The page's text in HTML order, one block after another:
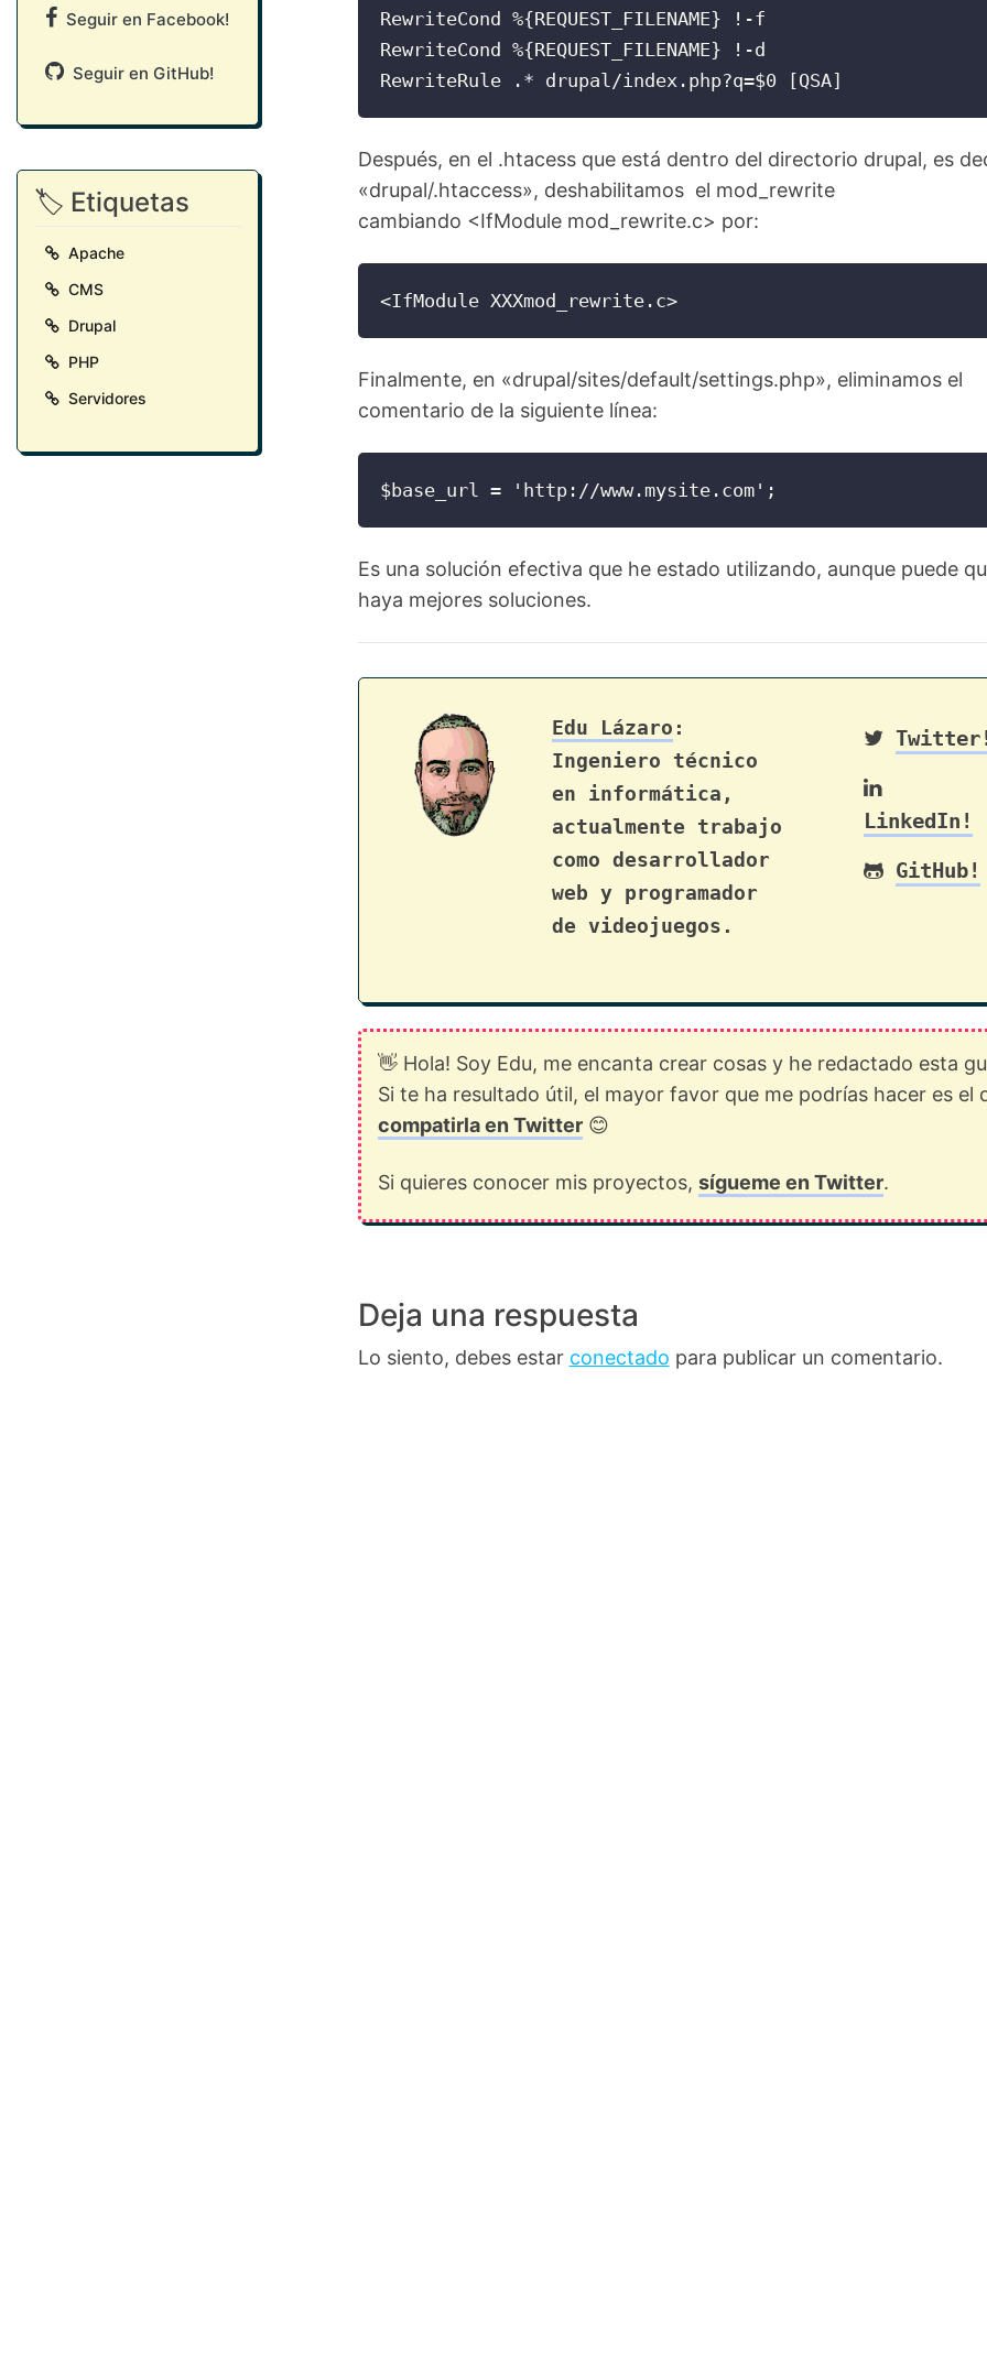
Seguir en Facebook!
Seguir en GitHub!
🏷️ Etiquetas
Apache
CMS
Drupal
PHP
Servidores
RewriteCond %{REQUEST_FILENAME} !-f
RewriteCond %{REQUEST_FILENAME} !-d
RewriteRule .* drupal/index.php?q=$0 [QSA]
Después, en el .htacess que está dentro del directorio drupal, es
«drupal/.htaccess», deshabilitamos el mod_rewrite
cambiando <IfModule mod_rewrite.c> por:
<IfModule XXXmod_rewrite.c>
Finalmente, en «drupal/sites/default/settings.php», eliminamos el
comentario de la siguiente línea:
$base_url = 'http://www.mysite.com';
Es una solución efectiva que he estado utilizando, aunque puede
haya mejores soluciones.
Edu Lázaro :
Ingeniero técnico
en informática,
actualmente trabajo
como desarrollador
web y programador
de videojuegos.
LinkedIn!
GitHub!
👋 Hola! Soy Edu, me encanta crear cosas y he redactado esta
Si te ha resultado útil, el mayor favor que me podrías hacer es el
compatirla en Twitter😊
Si quieres conocer mis proyectos, sígueme en Twitter.
Deja una respuesta
Lo siento, debes estar conectado para publicar un comentario.